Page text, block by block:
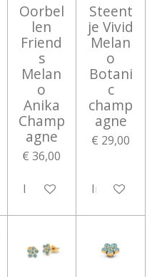
Oorbel
len
Friend
s
Melan
o
Anika
Champ
agne
€ 36,00
In winkelwagen
Steent
je Vivid
Melan
o
Botani
c
champ
agne
€ 29,00
In